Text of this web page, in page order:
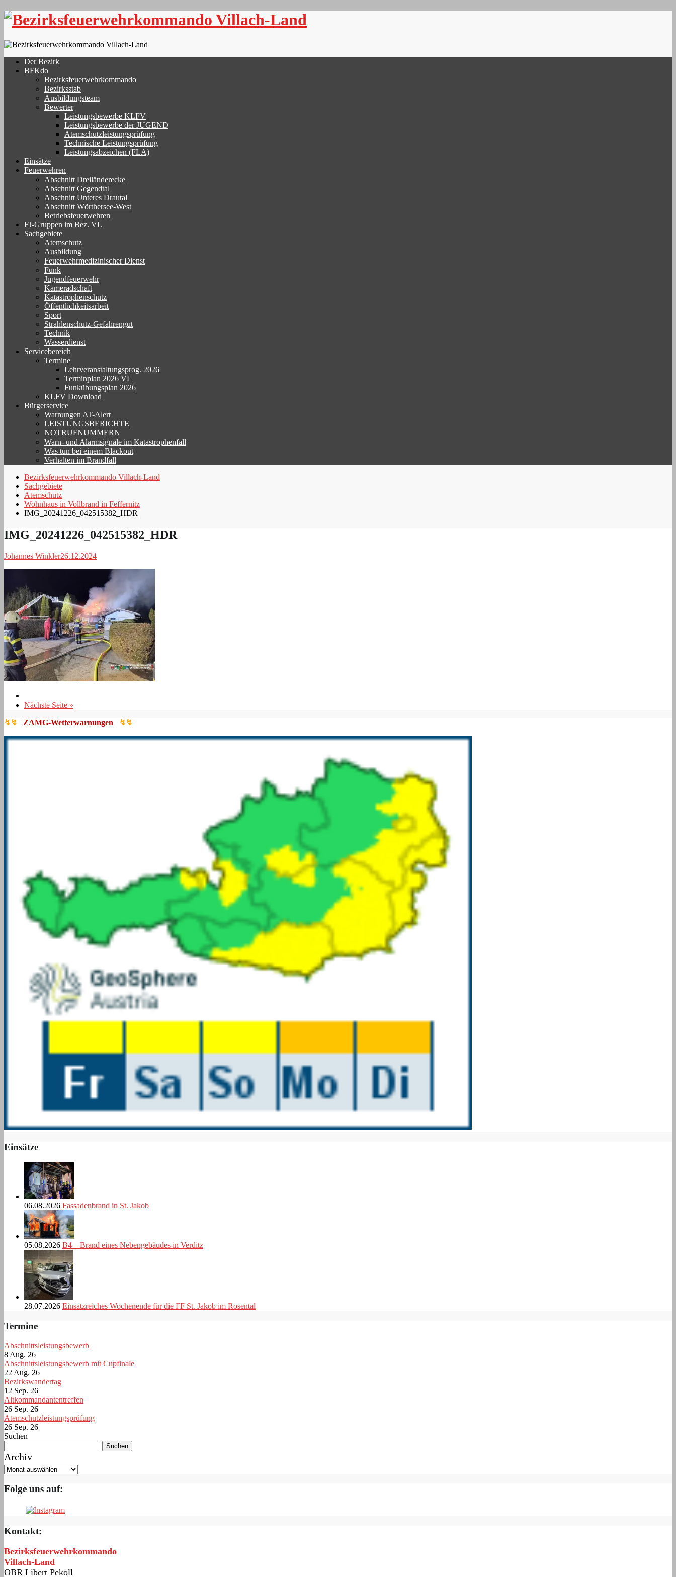
Skip
Der Bezirk
BFKdo
Bezirksfeuerwehrkommando
Bezirksstab
Ausbildungsteam
Bewerter
Leistungsbewerbe KLFV
Leistungsbewerbe der JUGEND
Atemschutzleistungsprüfung
Technische Leistungsprüfung
Leistungsabzeichen (FLA)
Einsätze
Feuerwehren
Abschnitt Dreiländerecke
Abschnitt Gegendtal
Abschnitt Unteres Drautal
Abschnitt Wörthersee-West
Betriebsfeuerwehren
FJ-Gruppen im Bez. VL
Sachgebiete
Atemschutz
Ausbildung
Feuerwehrmedizinischer Dienst
Funk
Jugendfeuerwehr
Kameradschaft
Katastrophenschutz
Öffentlichkeitsarbeit
Sport
Strahlenschutz-Gefahrengut
Technik
Wasserdienst
Servicebereich
Termine
Lehrveranstaltungsprog. 2026
Terminplan 2026 VL
Funkübungsplan 2026
KLFV Download
Bürgerservice
Warnungen AT-Alert
LEISTUNGSBERICHTE
NOTRUFNUMMERN
Warn- und Alarmsignale im Katastrophenfall
Was tun bei einem Blackout
Verhalten im Brandfall
Bezirksfeuerwehrkommando Villach-Land
Sachgebiete
Atemschutz
Wohnhaus in Vollbrand in Feffernitz
IMG_20241226_042515382_HDR
IMG_20241226_042515382_HDR
Johannes Winkler26.12.2024
Nächste Seite »
↯↯ ZAMG-Wetterwarnungen ↯↯
Einsätze
06.08.2026 Fassadenbrand in St. Jakob
05.08.2026 B4 – Brand eines Nebengebäudes in Verditz
28.07.2026 Einsatzreiches Wochenende für die FF St. Jakob im Rosental
Termine
Abschnittsleistungsbewerb
8 Aug. 26
Abschnittsleistungsbewerb mit Cupfinale
22 Aug. 26
Bezirkswandertag
12 Sep. 26
Altkommandantentreffen
26 Sep. 26
Atemschutzleistungsprüfung
26 Sep. 26
Suchen
Suchen
Archiv
Folge uns auf:
Kontakt:
Bezirksfeuerwehrkommando
Villach-Land
OBR Libert Pekoll